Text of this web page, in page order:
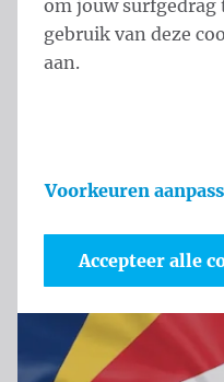
cm
om jouw surfgedrag
gebruik van deze
aan.
Voorkeuren
Accepteer alle